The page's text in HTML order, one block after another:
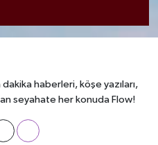
haberleri, köşe yazıları,
seyahate her konuda Flow!